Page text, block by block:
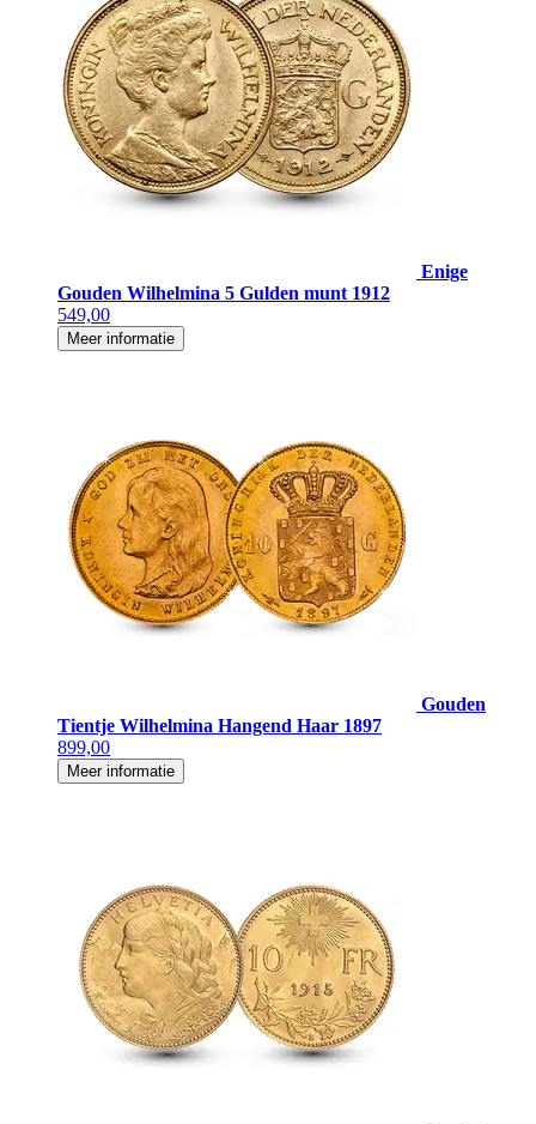
Enige
Gouden Wilhelmina 5 Gulden munt 1912
549,00
Meer informatie
Gouden
Tientje Wilhelmina Hangend Haar 1897
899,00
Meer informatie